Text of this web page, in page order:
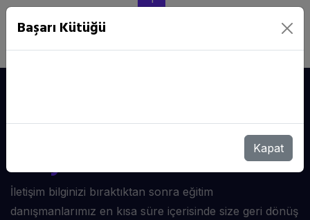
Kayıt Bırakın,Sizi
Arayalım
İletişim bilginizi bıraktıktan sonra eğitim
danışmanlarımız en kısa süre içerisinde size geri dönüş
Başarı Kütüğü
Kapat